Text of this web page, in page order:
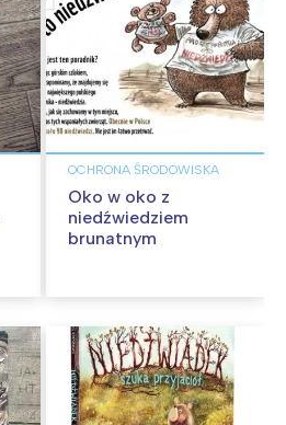
OCHRONA ŚRODOWISKA
Oko w oko z
niedźwiedziem
brunatnym